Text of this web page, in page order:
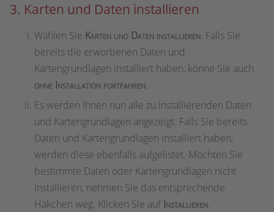
3. Karten und Daten installieren
Wählen Sie Karten und Daten installieren. Falls Sie
bereits die erworbenen Daten und
Kartengrundlagen installiert haben, könne Sie auch
ohne Installation fortfahren.
Es werden Ihnen nun alle zu installierenden Daten
und Kartengrundlagen angezeigt. Falls Sie bereits
Daten und Kartengrundlagen installiert haben,
werden diese ebenfalls aufgelistet. Möchten Sie
bestimmte Daten oder Kartengrundlagen nicht
installieren, nehmen Sie das entsprechende
Häkchen weg. Klicken Sie auf Installieren.